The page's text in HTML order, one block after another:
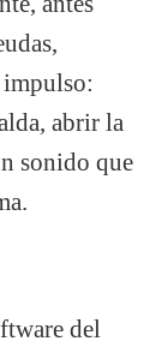
impulso:
abrir la
sonido que
del